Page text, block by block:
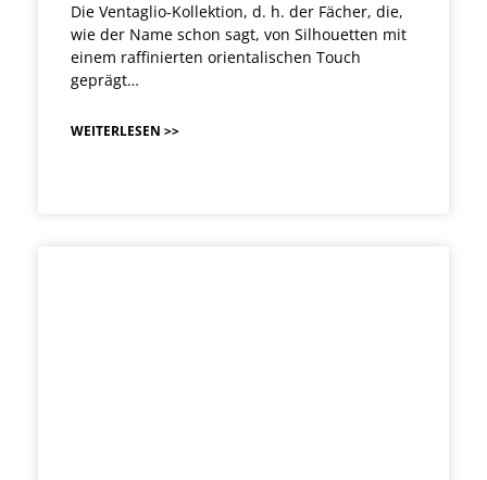
Die Ventaglio-Kollektion, d. h. der Fächer, die,
wie der Name schon sagt, von Silhouetten mit
einem raffinierten orientalischen Touch
geprägt…
WEITERLESEN >>